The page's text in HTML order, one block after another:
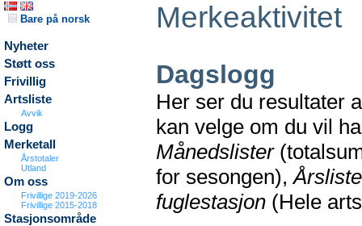
Bare på norsk
Nyheter
Støtt oss
Frivillig
Artsliste
Avvik
Logg
Merketall
Årstotaler
Utland
Om oss
Frivillige 2019-2026
Frivillige 2015-2018
Stasjonsområde
Merkeaktivitet
Dagslogg
Her ser du resultater
kan velge om du vil
Månedslister
for sesongen),
fuglestasjon (Hele